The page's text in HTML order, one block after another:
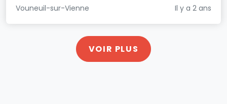
Vouneuil-sur-Vienne Il y a 2 ans
VOIR PLUS